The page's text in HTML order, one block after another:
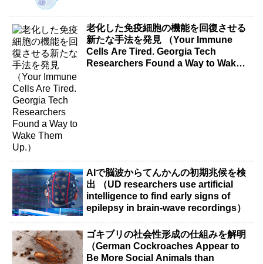
老化した免疫細胞の機能を回復させる
新たな手法を発見 （Your Immune
Cells Are Tired. Georgia Tech
Researchers Found a Way to Wake
AIで脳波からてんかんの初期兆候を検
出 （UD researchers use artificial
intelligence to find early signs of
epilepsy in brain-wave recordings）
ゴキブリの社会性形成の仕組みを解明
（German Cockroaches Appear to
Be More Social Animals than